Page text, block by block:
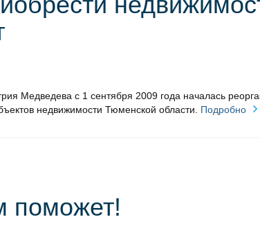
Медведева с 1 сентября 2009 года началась
недвижимости Тюменской области. Подробно
поможет!